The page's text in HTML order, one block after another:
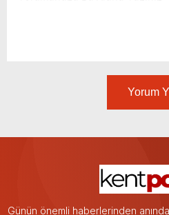
Yorum
Günün önemli haberlerinden